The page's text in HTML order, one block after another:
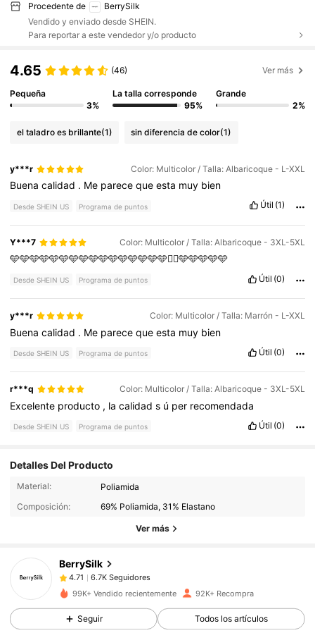
Procedente de
BerrySilk
Vendido y enviado desde SHEIN.
Para reportar a este vendedor y/o producto
4.65 (46) Ver más
Pequeña
3%
La talla corresponde
95%
Grande
2%
el taladro es brillante(1) sin diferencia de color(1)
y***r Color: Multicolor / Talla: Albaricoque - L-XXL
Buenacalidad . Me parecequeesta muy bien
Desde SHEIN US Programa de puntos Útil (1)
Y***7 Color: Multicolor / Talla: Albaricoque - 3XL-5XL
🩵🩵🩵🩵🩵🩵🩵🩵🩵🩵🩵🩵🩵🩵🩵🩵👌🏻🩵🩵🩵🩵🩵
Desde SHEIN US Programa de puntos Útil (0)
y***r Color: Multicolor / Talla: Marrón - L-XXL
Buenacalidad . Me parecequeesta muy bien
Desde SHEIN US Programa de puntos Útil (0)
r***q Color: Multicolor / Talla: Albaricoque - 3XL-5XL
Excelente producto , lacalidads ú per recomendada
Desde SHEIN US Programa de puntos Útil (0)
Detalles Del Producto
Material:
Poliamida
Composición:
69% Poliamida, 31% Elastano
Ver más
BerrySilk
6.7K Seguidores
4.71
6.7K Seguidores
1***8pagóHace 2 horas
4.71 6.7K Seguidores
99K+ Vendido recientemente 92K+ Recompra
Seguir Todos los artículos